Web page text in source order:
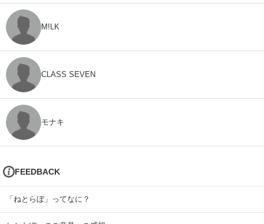
M!LK
CLASS SEVEN
モナキ
FEEDBACK
「ねとらぼ」ってなに？